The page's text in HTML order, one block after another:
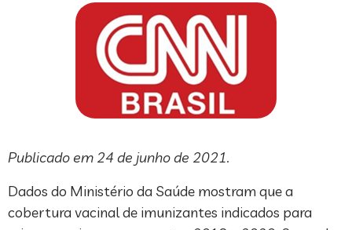
Publicado em 24 de junho de 2021.
Dados do Ministério da Saúde mostram que a
cobertura vacinal de imunizantes indicados para